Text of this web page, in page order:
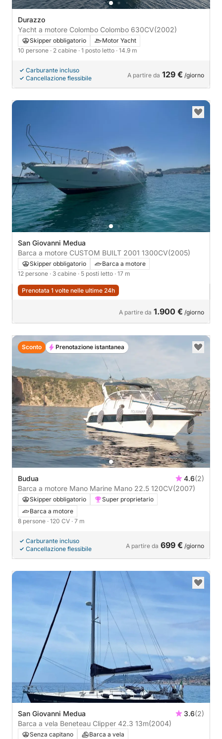
Durazzo
Yacht a motore Colombo Colombo 630CV(2002)
Skipper obbligatorio
Motor Yacht
10 persone · 2 cabine · 1 posto letto · 14.9 m
Carburante incluso
Cancellazione flessibile
A partire da 129 € /giorno
San Giovanni Medua
Barca a motore CUSTOM BUILT 2001 1300CV(2005)
Skipper obbligatorio
Barca a motore
12 persone · 3 cabine · 5 posti letto · 17 m
Prenotata 1 volte nelle ultime 24h
A partire da 1.900 € /giorno
Budua 4.6(2)
Barca a motore Mano Marine Mano 22.5 120CV(2007)
Skipper obbligatorio
Super proprietario
Barca a motore
8 persone · 120 CV · 7 m
Carburante incluso
Cancellazione flessibile
A partire da 699 € /giorno
Sconto Prenotazione istantanea
San Giovanni Medua 3.6(2)
Barca a vela Beneteau Clipper 42.3 13m(2004)
Senza capitano Barca a vela